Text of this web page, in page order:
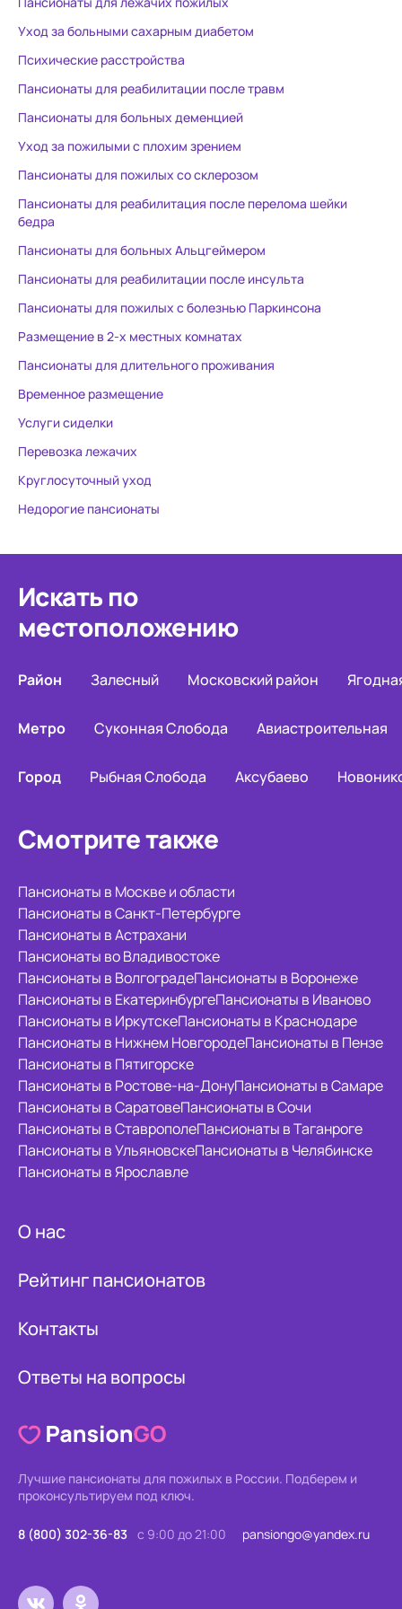
заселении и оформлении, всегда
на связи. Старшая сиделка
Мария Кабуловна, настоящая
знает про подопечных,
помогает, подсказывает.
Палатные сиделки, Кристина и
В пансионате чисто, запахов
практически нет (что приятно
удивило при наличии такого
количества пожилых).
прохладно, люди в возрасте
мерзнут, даже в теплой одежде,
возможно, дело в самом здании.
благоприятное. Надеюсь и
дальше все будет хорошо у моей
мамы в данном пансионате.
отвечали,
Уход за больными сахарным диабетом
Психические расстройства
Пансионаты для реабилитации после травм
Пансионаты для больных деменцией
Уход за пожилыми с плохим зрением
Пансионаты для пожилых со склерозом
Пансионаты для реабилитация после перелома шейки
бедра
Пансионаты для больных Альцгеймером
Пансионаты для реабилитации после инсульта
Пансионаты для пожилых с болезнью Паркинсона
Размещение в 2-х местных комнатах
Пансионаты для длительного проживания
Временное размещение
Услуги сиделки
Перевозка лежачих
Круглосуточный уход
Недорогие пансионаты
Искать по
местоположению
Район Залесный Московский район
Метро Суконная Слобода Авиастроительная
Город Рыбная Слобода Аксубаево
Смотрите также
Пансионаты в Москве и области
Пансионаты в Санкт-Петербурге
Пансионаты в Астрахани
Пансионаты во Владивостоке
Пансионаты в ВолгоградеПансионаты в Воронеже
Пансионаты в ЕкатеринбургеПансионаты в Иваново
Пансионаты в ИркутскеПансионаты в Краснодаре
Пансионаты в Нижнем НовгородеПансионаты в Пензе
Пансионаты в Пятигорске
Пансионаты в Ростове-на-ДонуПансионаты в Самаре
Пансионаты в СаратовеПансионаты в Сочи
Пансионаты в СтаврополеПансионаты в Таганроге
Пансионаты в УльяновскеПансионаты в Челябинске
Пансионаты в Ярославле
О нас
Рейтинг пансионатов
Контакты
Ответы на вопросы
Лучшие пансионаты для пожилых в России. Подберем и
проконсультируем под ключ.
8 (800) 302-36-83 с 9:00 до 21:00 pansiongo@yandex.ru